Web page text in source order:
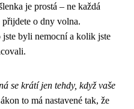
je prostá – ne každá
přijdete o dny volna.
byli nemocní a kolik jste
se krátí jen tehdy, když vaše
to má nastavené tak, že